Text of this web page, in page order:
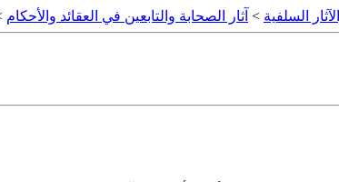
السلفية > آثار الصحابة والتابعين في العقائد والأحكام